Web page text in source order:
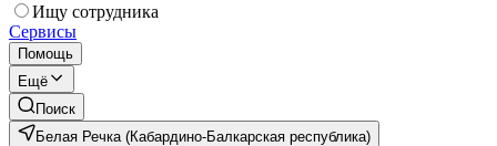
Ищу сотрудника
Сервисы
Помощь
Ещё
Поиск
Белая Речка (Кабардино-Балкарская республика)